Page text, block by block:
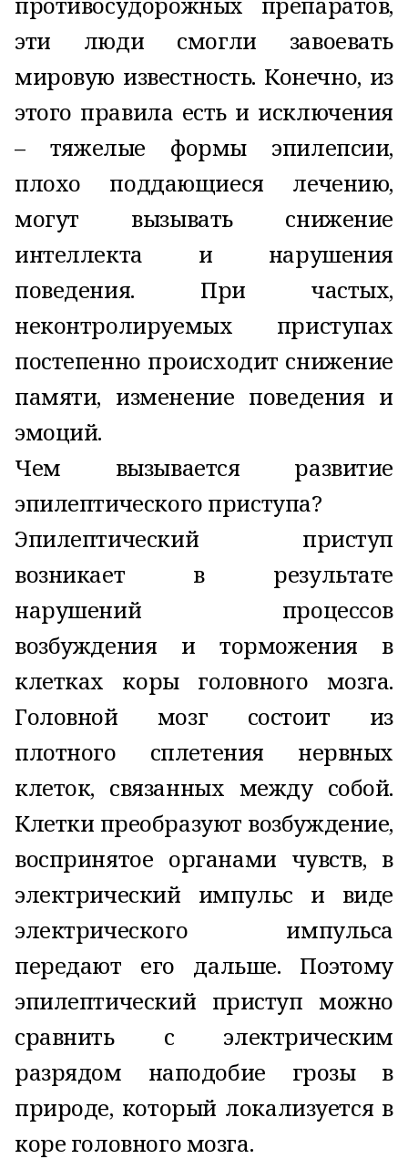
эти люди смогли завоевать
мировую известность. Конечно, из
этого правила есть и исключения
– тяжелые формы эпилепсии,
плохо поддающиеся лечению,
могут вызывать снижение
интеллекта и нарушения
поведения. При частых,
неконтролируемых приступах
постепенно происходит снижение
памяти, изменение поведения и
эмоций.
Чем вызывается развитие
эпилептического приступа?
Эпилептический приступ
возникает в результате
нарушений процессов
возбуждения и торможения в
клетках коры головного мозга.
Головной мозг состоит из
плотного сплетения нервных
клеток, связанных между собой.
Клетки преобразуют возбуждение,
воспринятое органами чувств, в
электрический импульс и виде
электрического импульса
передают его дальше. Поэтому
эпилептический приступ можно
сравнить с электрическим
разрядом наподобие грозы в
природе, который локализуется в
коре головного мозга.